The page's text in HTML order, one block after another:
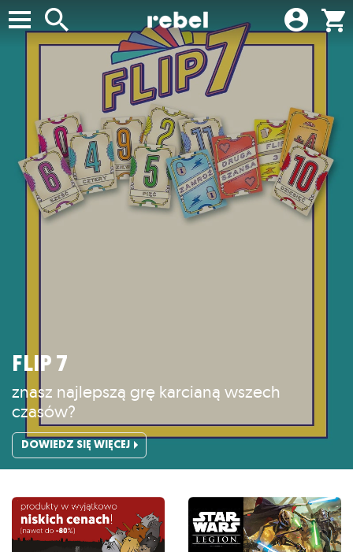
FLIP 7
znasz najlepszą grę karcianą wszech
czasów?
DOWIEDZ SIĘ WIĘCEJ